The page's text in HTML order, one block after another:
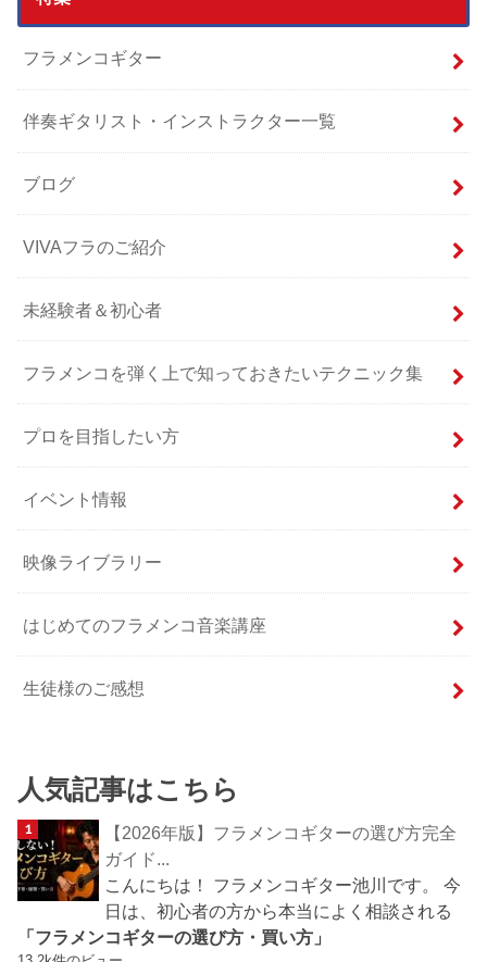
フラメンコギター
伴奏ギタリスト・インストラクター一覧
ブログ
VIVAフラのご紹介
未経験者＆初心者
フラメンコを弾く上で知っておきたいテクニック集
プロを目指したい方
イベント情報
映像ライブラリー
はじめてのフラメンコ音楽講座
生徒様のご感想
人気記事はこちら
【2026年版】フラメンコギターの選び方完全
ガイド...
こんにちは！ フラメンコギター池川です。 今
日は、初心者の方から本当によく相談される
「フラメンコギターの選び方・買い方」